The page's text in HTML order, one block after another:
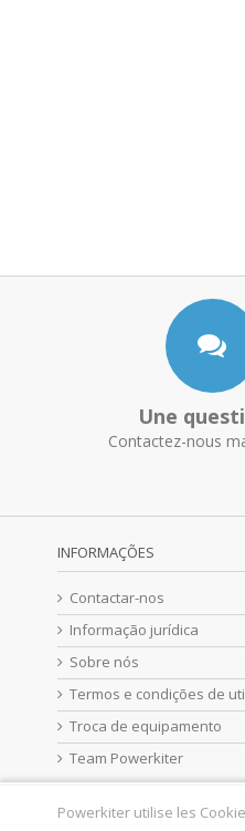
Une
Contactez-nous
INFORMAÇÕES
Contactar-nos
Informação jurídica
Sobre nós
Termos e condições de
Troca de equipamento
Team Powerkiter
Powerkiter utilise les